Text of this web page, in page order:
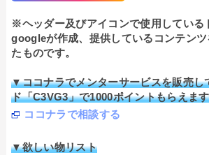
※ヘッダー及びアイコンで使用している
googleが作成、提供しているコンテン
たものです。
▼ココナラでメンターサービスを販売し
ド「C3VG3」で1000ポイントもらえま
ココナラで相談する
▼欲しい物リスト